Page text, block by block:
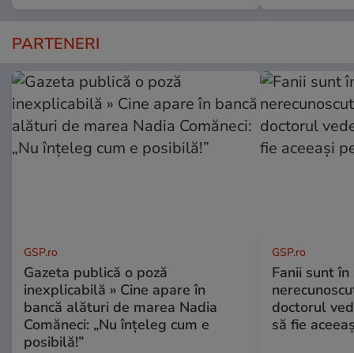
PARTENERI
GSP.ro
Gazeta publică o poză
inexplicabilă » Cine apare în
bancă alături de marea Nadia
Comăneci: „Nu înțeleg cum e
posibilă!”
GSP.ro
Fanii sunt în
doctorul
să fie